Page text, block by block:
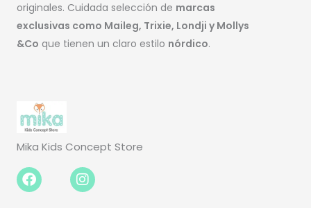
originales. Cuidada selección de marcas
exclusivas como Maileg, Trixie, Londji y Mollys
&Co que tienen un claro estilo nórdico.
Mika Kids Concept Store
Facebook-
f
Instagram